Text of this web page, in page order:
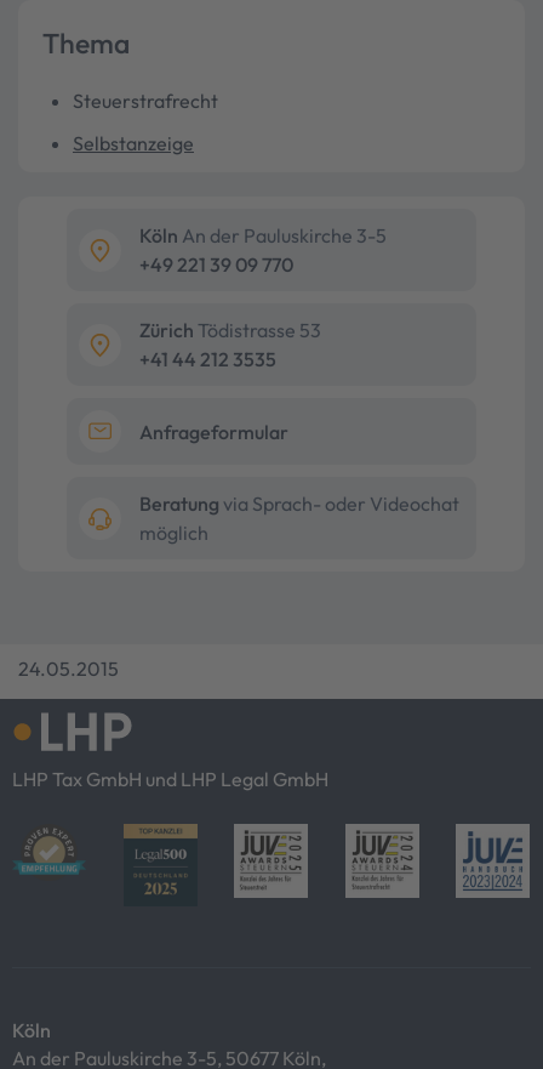
Thema
Steuerstrafrecht
Selbstanzeige
Köln An der Pauluskirche 3-5
+49 221 39 09 770
Zürich Tödistrasse 53
+41 44 212 3535
Anfrageformular
Beratung via Sprach- oder Videochat
möglich
24.05.2015
LHP Tax GmbH und LHP Legal GmbH
Köln
An der Pauluskirche 3-5, 50677 Köln,